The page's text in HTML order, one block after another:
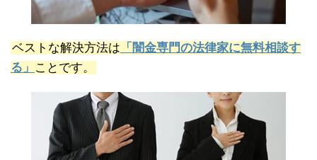
ベストな解決方法は 「闇金専門の法律家に無料相談す
る」 ことです。